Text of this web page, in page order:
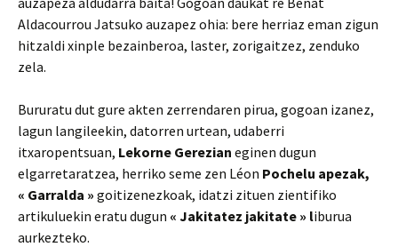
Aldacourrou Jatsuko auzapez ohia: bere herriaz eman zigun
hitzaldi xinple bezainberoa, laster, zorigaitzez, zenduko
zela.
Bururatu dut gure akten zerrendaren pirua, gogoan izanez,
lagun langileekin, datorren urtean, udaberri
itxaropentsuan, Lekorne Gerezian eginen dugun
elgarretaratzea, herriko seme zen Léon Pochelu apezak,
« Garralda » goitizenezkoak, idatzi zituen zientifiko
artikuluekin eratu dugun « Jakitatez jakitate » liburua
aurkezteko.